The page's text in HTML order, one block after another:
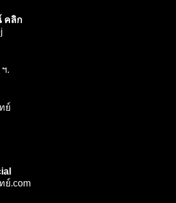
คลิก
.
ย์
ย์.com